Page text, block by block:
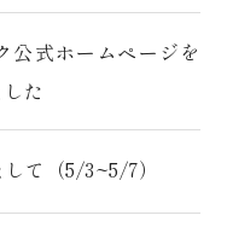
公式ホームページを
た
て（5/3~5/7）